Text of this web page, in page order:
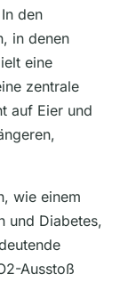
den
in denen
eine
zentrale
auf Eier und
wie einem
und Diabetes,
Ausstoß